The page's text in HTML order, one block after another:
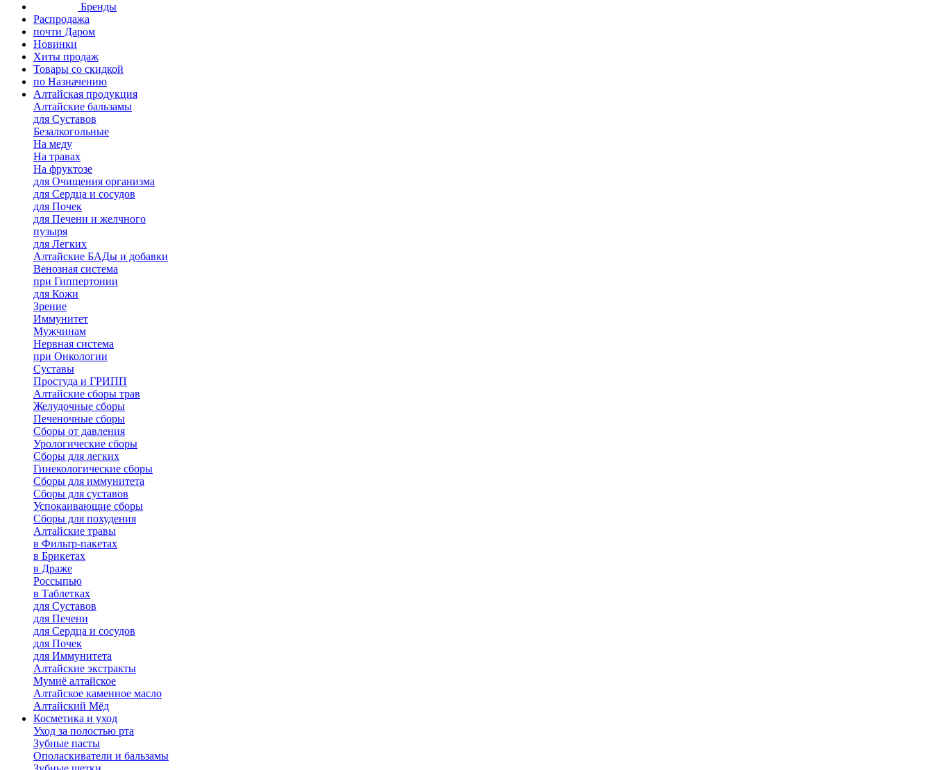
Бренды
Распродажа
почти Даром
Новинки
Хиты продаж
Товары со скидкой
по Назначению
Алтайская продукция
Алтайские бальзамы
для Суставов
Безалкогольные
На меду
На травах
На фруктозе
для Очищения организма
для Сердца и сосудов
для Почек
для Печени и желчного
пузыря
для Легких
Алтайские БАДы и добавки
Венозная система
при Гиппертонии
для Кожи
Зрение
Иммунитет
Мужчинам
Нервная система
при Онкологии
Суставы
Простуда и ГРИПП
Алтайские сборы трав
Желудочные сборы
Печеночные сборы
Сборы от давления
Урологические сборы
Сборы для легких
Гинекологические сборы
Сборы для иммунитета
Сборы для суставов
Успокаивающие сборы
Сборы для похудения
Алтайские травы
в Фильтр-пакетах
в Брикетах
в Драже
Россыпью
в Таблетках
для Cуставов
для Печени
для Сердца и сосудов
для Почек
для Иммунитета
Алтайские экстракты
Мумиё алтайское
Алтайское каменное масло
Алтайский Мёд
Косметика и уход
Уход за полостью рта
Зубные пасты
Ополаскиватели и бальзамы